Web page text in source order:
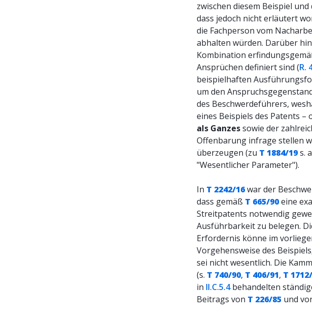
zwischen diesem Beispiel
dass jedoch nicht erläutert
die Fachperson vom
abhalten würden. Darüber
Kombination
Ansprüchen definiert sind (R.
beispielhaften
um den
des Beschwerdeführers,
eines Beispiels des Patents
als Ganzessowie der
Offenbarung infrage stellen
überzeugen (zu T 1884/19s.
"Wesentlicher Parameter").
In T 2242/16war der
dass gemäß T 665/90eine
Streitpatents notwendig
Ausführbarkeit zu belegen.
Erfordernis könne im
Vorgehensweise des
sei nicht wesentlich. Die
(s. T 740/90, T 406/91, T
in II.C.5.4behandelten
Beitrags von T 226/85 und